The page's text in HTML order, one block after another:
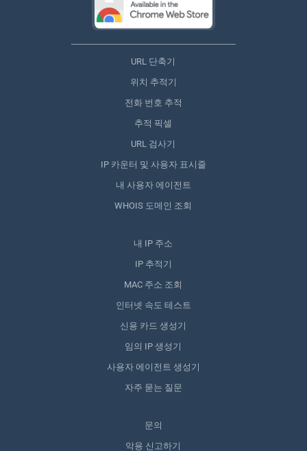
URL 단축기
위치 추적기
전화 번호 추적
추적 픽셀
URL 검사기
IP 카운터 및 사용자 표시줄
내 사용자 에이전트
WHOIS 도메인 조회
내 IP 주소
IP 추적기
MAC 주소 조회
인터넷 속도 테스트
신용 카드 생성기
임의 IP 생성기
사용자 에이전트 생성기
자주 묻는 질문
문의
악용 신고하기